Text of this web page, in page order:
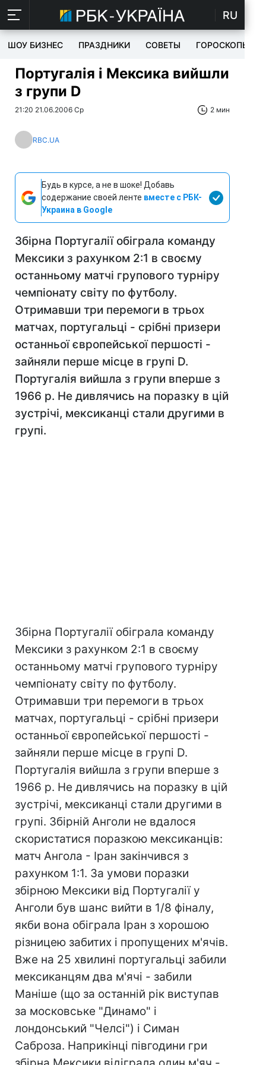
RU
ШОУ БИЗНЕС ПРАЗДНИКИ СОВЕТЫ ГОРОСКОПЫ
Португалія і Мексика вийшли
з групи D
21:20 21.06.2006 Ср 2 мин
RBC.UA
Будь в курсе, а не в шоке! Добавь
содержание своей ленте вместе с РБК-
Украина в Google
Збірна Португалії обіграла команду
Мексики з рахунком 2:1 в своєму
останньому матчі групового турніру
чемпіонату світу по футболу.
Отримавши три перемоги в трьох
матчах, португальці - срібні призери
останньої європейської першості -
зайняли перше місце в групі D.
Португалія вийшла з групи вперше з
1966 р. Не дивлячись на поразку в цій
зустрічі, мексиканці стали другими в
групі.
Збірна Португалії обіграла команду
Мексики з рахунком 2:1 в своєму
останньому матчі групового турніру
чемпіонату світу по футболу.
Отримавши три перемоги в трьох
матчах, португальці - срібні призери
останньої європейської першості -
зайняли перше місце в групі D.
Португалія вийшла з групи вперше з
1966 р. Не дивлячись на поразку в цій
зустрічі, мексиканці стали другими в
групі. Збірній Анголи не вдалося
скористатися поразкою мексиканців:
матч Ангола - Іран закінчився з
рахунком 1:1. За умови поразки
збірною Мексики від Португалії у
Анголи був шанс вийти в 1/8 фіналу,
якби вона обіграла Іран з хорошою
різницею забитих і пропущених м'ячів.
Вже на 25 хвилині португальці забили
мексиканцям два м'ячі - забили
Маніше (що за останній рік виступав
за московське "Динамо" і
лондонський "Челсі") і Симан
Саброза. Наприкінці півгодини гри